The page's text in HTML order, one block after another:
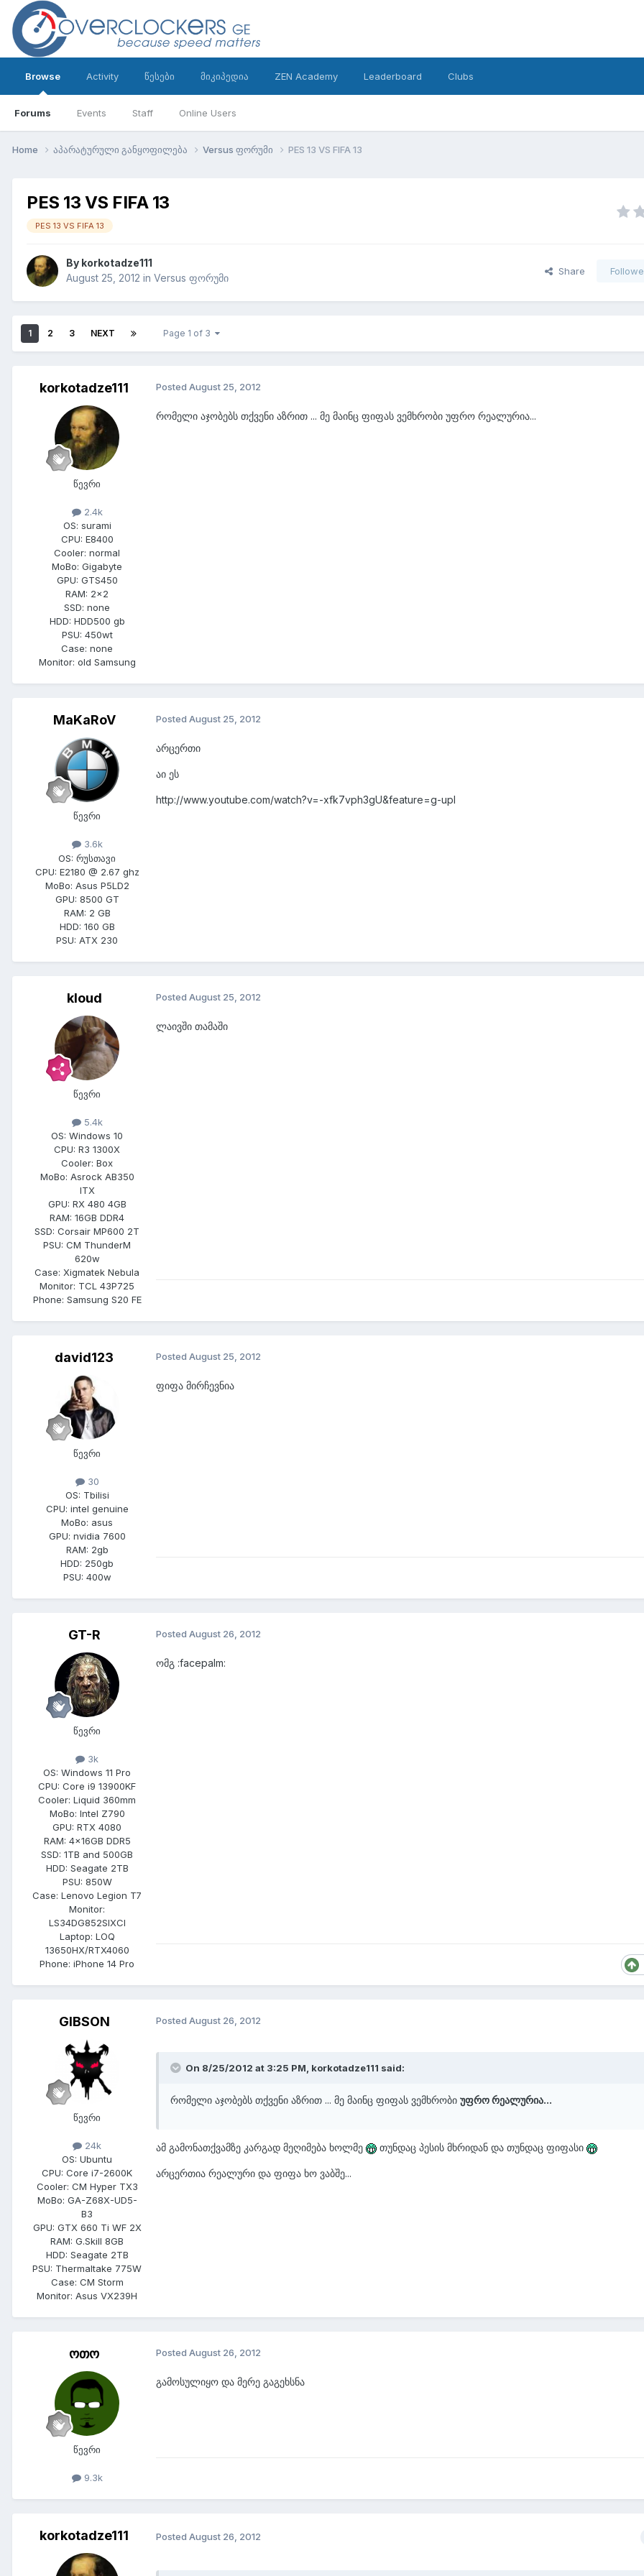
Browse
Forums Events Staff Online Users
Activity წესები მიკიპედია ZEN Academy Leaderboard Clubs
Home აპარატურული განყოფილება Versus ფორუმი PES 13 VS FIFA 13
PES 13 VS FIFA 13
PES 13 VS FIFA 13
By korkotadze111
August 25, 2012 in Versus ფორუმი
Share
1 2 3 NEXT Page 1 of 3
korkotadze111
წევრი
2.4k
OS: surami
CPU: E8400
Cooler: normal
MoBo: Gigabyte
GPU: GTS450
RAM: 2x2
SSD: none
HDD: HDD500 gb
PSU: 450wt
Case: none
Monitor: old Samsung
Posted August 25, 2012
რომელი აჯობებს თქვენი აზრით ... მე მაინც ფიფას ვემხრობი უფრო რეალურია...
MaKaRoV
წევრი
3.6k
OS: რუსთავი
CPU: E2180 @ 2.67 ghz
MoBo: Asus P5LD2
GPU: 8500 GT
RAM: 2 GB
HDD: 160 GB
PSU: ATX 230
Posted August 25, 2012
არცერთი
აი ეს
http://www.youtube.com/watch?v=-xfk7vph3gU&feature=g-upl
kloud
წევრი
5.4k
OS: Windows 10
CPU: R3 1300X
Cooler: Box
MoBo: Asrock AB350
ITX
GPU: RX 480 4GB
RAM: 16GB DDR4
SSD: Corsair MP600 2T
PSU: CM ThunderM
620w
Case: Xigmatek Nebula
Monitor: TCL 43P725
Phone: Samsung S20 FE
Posted August 25, 2012
ლაივში თამაში
david123
წევრი
30
OS: Tbilisi
CPU: intel genuine
MoBo: asus
GPU: nvidia 7600
RAM: 2gb
HDD: 250gb
PSU: 400w
Posted August 25, 2012
ფიფა მირჩევნია
GT-R
წევრი
3k
OS: Windows 11 Pro
CPU: Core i9 13900KF
Cooler: Liquid 360mm
MoBo: Intel Z790
GPU: RTX 4080
RAM: 4x16GB DDR5
SSD: 1TB and 500GB
HDD: Seagate 2TB
PSU: 850W
Case: Lenovo Legion T7
Monitor:
LS34DG852SIXCI
Laptop: LOQ
13650HX/RTX4060
Phone: iPhone 14 Pro
Posted August 26, 2012
ომგ :facepalm:
GIBSON
წევრი
24k
OS: Ubuntu
CPU: Core i7-2600K
Cooler: CM Hyper TX3
MoBo: GA-Z68X-UD5-
B3
GPU: GTX 660 Ti WF 2X
RAM: G.Skill 8GB
HDD: Seagate 2TB
PSU: Thermaltake 775W
Case: CM Storm
Monitor: Asus VX239H
Posted August 26, 2012
On 8/25/2012 at 3:25 PM, korkotadze111 said:
რომელი აჯობებს თქვენი აზრით ... მე მაინც ფიფას ვემხრობი უფრო რეალურია...
ამ გამონათქვამზე კარგად მეღიმება ხოლმე თუნდაც პესის მხრიდან და თუნდაც ფიფასი
არცერთია რეალური და ფიფა ხო ვაბშე...
ოთო
წევრი
9.3k
Posted August 26, 2012
გამოსულიყო და მერე გაგეხსნა
korkotadze111 Posted August 26, 2012